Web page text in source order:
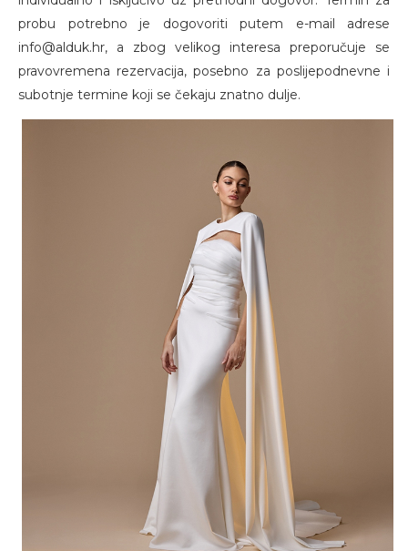
probu potrebno je dogovoriti putem e-mail adrese
info@alduk.hr, a zbog velikog interesa preporučuje se
pravovremena rezervacija, posebno za poslijepodnevne i
subotnje termine koji se čekaju znatno dulje.